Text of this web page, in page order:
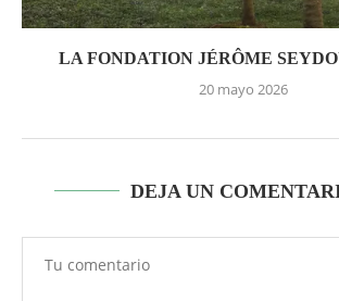
LA FONDATION JÉRÔME
20 mayo 2026
DEJA UN